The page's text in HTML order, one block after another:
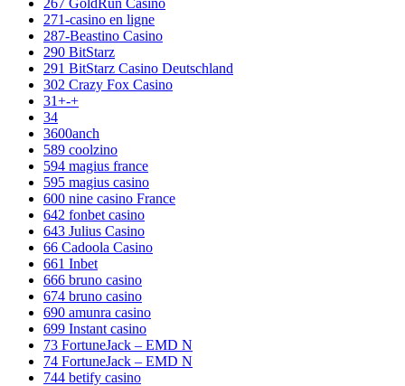
267 GoldRun Casino
271-casino en ligne
287-Beastino Casino
290 BitStarz
291 BitStarz Casino Deutschland
302 Crazy Fox Casino
31+-+
34
3600anch
589 coolzino
594 magius france
595 magius casino
600 nine casino France
642 fonbet casino
643 Julius Casino
66 Cadoola Casino
661 Inbet
666 bruno casino
674 bruno casino
690 amunra casino
699 Instant casino
73 FortuneJack – EMD N
74 FortuneJack – EMD N
744 betify casino